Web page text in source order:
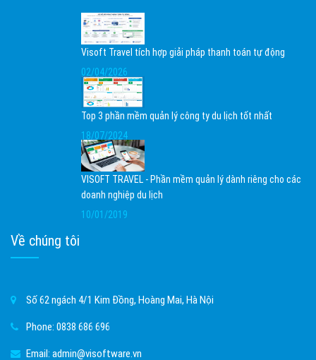
Visoft Travel tích hợp giải pháp thanh toán tự động
02/04/2026
Top 3 phần mềm quản lý công ty du lịch tốt nhất
18/07/2024
VISOFT TRAVEL - Phần mềm quản lý dành riêng cho các
doanh nghiệp du lịch
10/01/2019
Về chúng tôi
Số 62 ngách 4/1 Kim Đồng, Hoàng Mai, Hà Nội
Phone: 0838 686 696
Email: admin@visoftware.vn